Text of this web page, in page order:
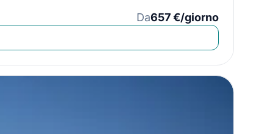
Da657 €/giorno